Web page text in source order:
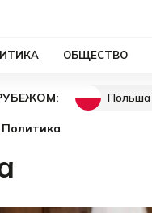
ОБЩЕСТВО
Польша
Политика